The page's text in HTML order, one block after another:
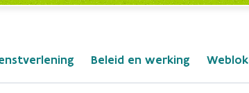
Beleid en werking